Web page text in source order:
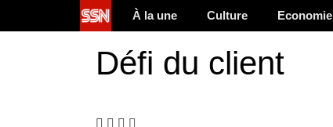
À la une Culture Economie
Défi du client